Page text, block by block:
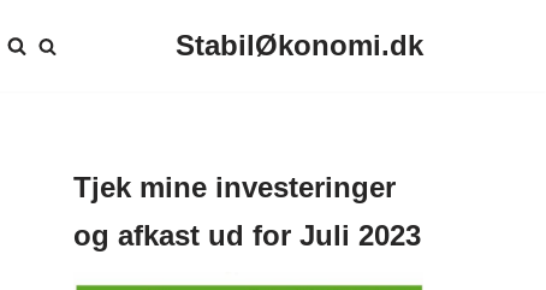
StabilØkonomi.dk
Tjek mine investeringer
og afkast ud for Juli 2023